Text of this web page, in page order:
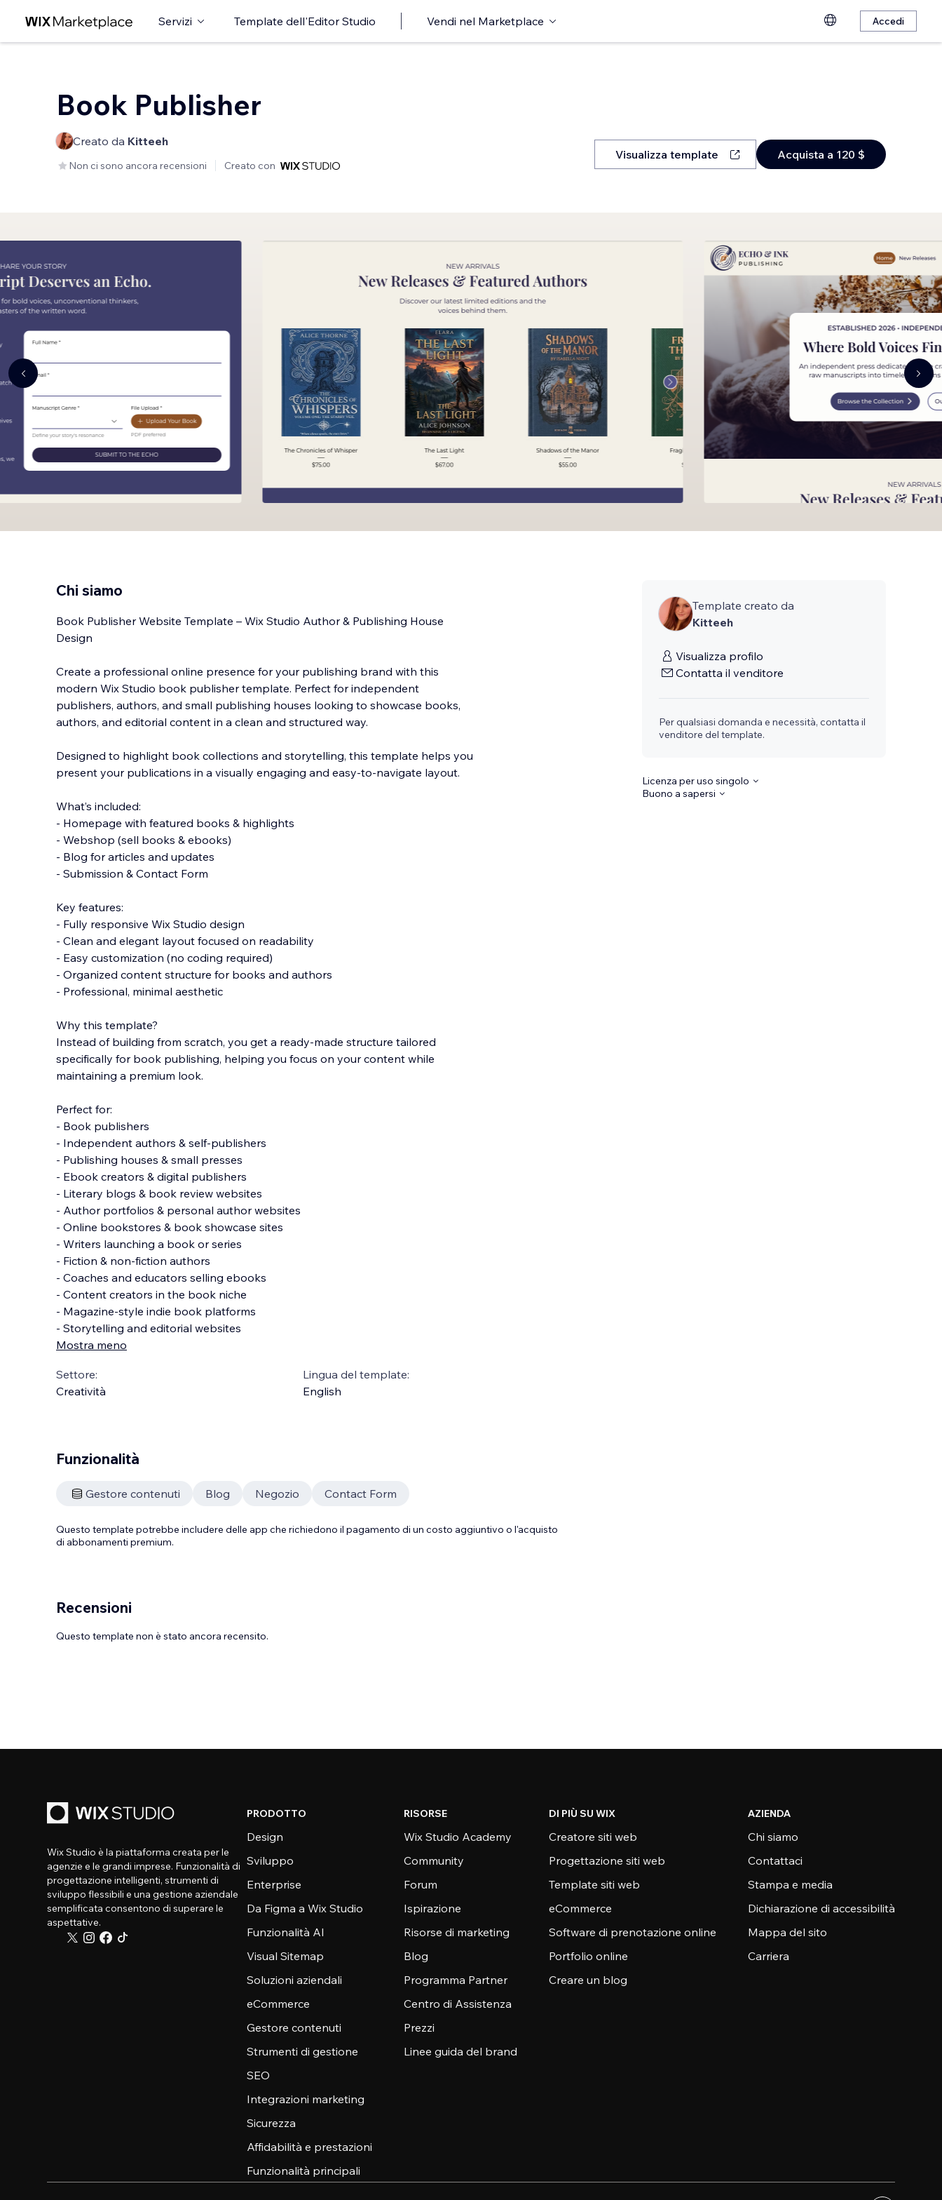
Servizi Template dell'Editor Studio Vendi nel Marketplace Accedi
Book Publisher
Creato da Kitteeh
Non ci sono ancora recensioni Creato con
Visualizza template Acquista a 120 $
Chi siamo
Book Publisher Website Template – Wix Studio Author & Publishing House
Design
Create a professional online presence for your publishing brand with this
modern Wix Studio book publisher template. Perfect for independent
publishers, authors, and small publishing houses looking to showcase books,
authors, and editorial content in a clean and structured way.
Designed to highlight book collections and storytelling, this template helps you
present your publications in a visually engaging and easy-to-navigate layout.
What’s included:
- Homepage with featured books & highlights
- Webshop (sell books & ebooks)
- Blog for articles and updates
- Submission & Contact Form
Key features:
- Fully responsive Wix Studio design
- Clean and elegant layout focused on readability
- Easy customization (no coding required)
- Organized content structure for books and authors
- Professional, minimal aesthetic
Why this template?
Instead of building from scratch, you get a ready-made structure tailored
specifically for book publishing, helping you focus on your content while
maintaining a premium look.
Perfect for:
- Book publishers
- Independent authors & self-publishers
- Publishing houses & small presses
- Ebook creators & digital publishers
- Literary blogs & book review websites
- Author portfolios & personal author websites
- Online bookstores & book showcase sites
- Writers launching a book or series
- Fiction & non-fiction authors
- Coaches and educators selling ebooks
- Content creators in the book niche
- Magazine-style indie book platforms
- Storytelling and editorial websites
Mostra meno
Settore:
Creatività
Lingua del template:
English
Template creato da
Kitteeh
Visualizza profilo
Contatta il venditore
Per qualsiasi domanda e necessità, contatta il
venditore del template.
Licenza per uso singolo
Buono a sapersi
Funzionalità
Gestore contenuti Blog Negozio Contact Form
Questo template potrebbe includere delle app che richiedono il pagamento di un costo aggiuntivo o l'acquisto
di abbonamenti premium.
Recensioni
Questo template non è stato ancora recensito.
Wix Studio è la piattaforma creata per le
agenzie e le grandi imprese. Funzionalità di
progettazione intelligenti, strumenti di
sviluppo flessibili e una gestione aziendale
semplificata consentono di superare le
aspettative.
PRODOTTO
Design
Sviluppo
Enterprise
Da Figma a Wix Studio
Funzionalità AI
Visual Sitemap
Soluzioni aziendali
eCommerce
Gestore contenuti
Strumenti di gestione
SEO
Integrazioni marketing
Sicurezza
Affidabilità e prestazioni
Funzionalità principali
RISORSE
Wix Studio Academy
Community
Forum
Ispirazione
Risorse di marketing
Blog
Programma Partner
Centro di Assistenza
Prezzi
Linee guida del brand
DI PIÙ SU WIX
Creatore siti web
Progettazione siti web
Template siti web
eCommerce
Software di prenotazione online
Portfolio online
Creare un blog
AZIENDA
Chi siamo
Contattaci
Stampa e media
Dichiarazione di accessibilità
Mappa del sito
Carriera